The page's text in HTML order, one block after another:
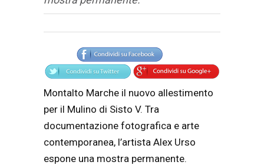
Articolo
Testo articolo principale
Montalto Marche il nuovo allestimento
per il Mulino di Sisto V. Tra
documentazione fotografica e arte
contemporanea, l’artista Alex Urso
espone una mostra permanente.